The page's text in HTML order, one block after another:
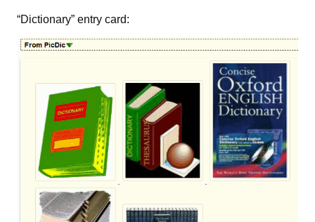
“Dictionary” entry card: